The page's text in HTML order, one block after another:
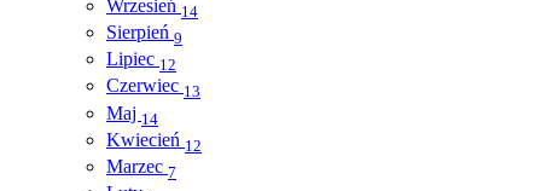
Wrzesień 14
Sierpień 9
Lipiec 12
Czerwiec 13
Maj 14
Kwiecień 12
Marzec 7